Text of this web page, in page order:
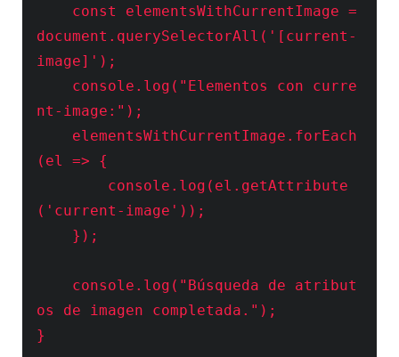
document.querySelectorAll('[current-
image]');
nt-image:");
(el => {
('current-image'));
os de imagen completada.");
}